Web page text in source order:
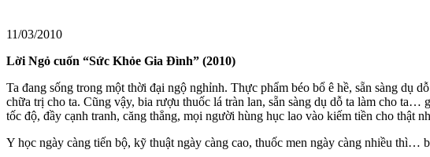
11/03/2010
Lời Ngỏ cuốn “Sức Khỏe Gia Đình” (2010)
Ta đang sống trong một thời đại ngộ nghỉnh. Thực phẩm béo bổ ê hề, sẵn sàng dụ
chữa trị cho ta. Cũng vậy, bia rượu thuốc lá tràn lan, sẵn sàng dụ dỗ ta làm cho
tốc độ, đầy cạnh tranh, căng thẳng, mọi người hùng hục lao vào kiếm tiền cho thật
Y học ngày càng tiến bộ, kỹ thuật ngày càng cao, thuốc men ngày càng nhiều